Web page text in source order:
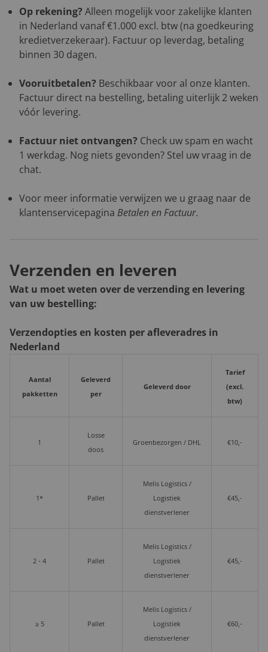
Op rekening? Alleen mogelijk voor zakelijke klanten
in Nederland vanaf €1.000 excl. btw (na goedkeuring
kredietverzekeraar). Factuur op leverdag, betaling
binnen 30 dagen.
Vooruitbetalen? Beschikbaar voor al onze klanten.
Factuur direct na bestelling, betaling uiterlijk 2 weken
vóór levering.
Factuur niet ontvangen? Check uw spam en wacht
1 werkdag. Nog niets gevonden? Stel uw vraag in de
chat.
Voor meer informatie verwijzen we u graag naar de
klantenservicepagina Betalen en Factuur.
Verzenden en leveren
Wat u moet weten over de verzending en levering
van uw bestelling:
Verzendopties en kosten per afleveradres in
Nederland
Aantal
pakketten
Geleverd
per
Geleverd door
Tarief
(excl.
btw)
1
Losse
doos
Groenbezorgen / DHL €10,-
1* Pallet
Melis Logistics /
Logistiek
dienstverlener
€45,-
2 - 4 Pallet
Melis Logistics /
Logistiek
dienstverlener
€45,-
≥ 5 Pallet
Melis Logistics /
Logistiek
dienstverlener
€60,-